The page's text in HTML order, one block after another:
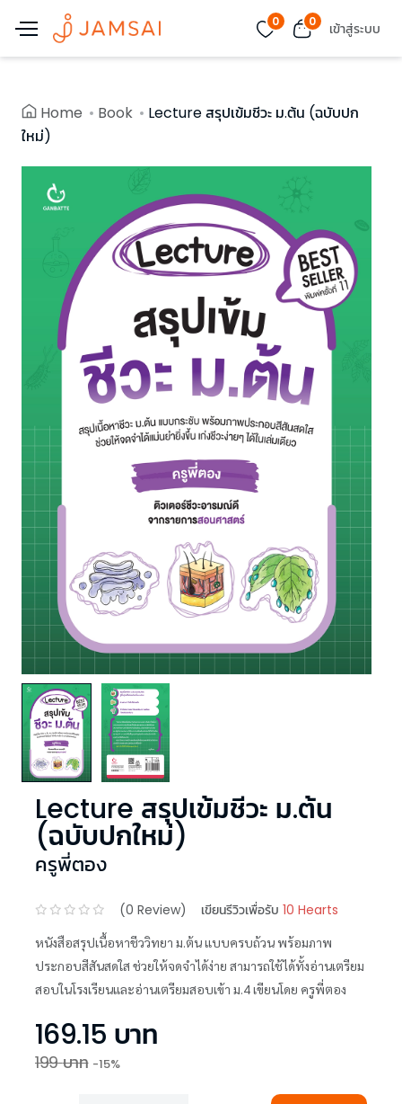
0 0 เข้าสู่ระบบ
Home Book
Lecture สรุปเข้มชีวะ ม.ต้น (ฉบับปก
ใหม่)
Lecture สรุปเข้มชีวะ ม.ต้น
(ฉบับปกใหม่)
ครูพี่ตอง
(0 Review) เขียนรีวิวเพื่อรับ 10 Hearts
หนังสือสรุปเนื้อหาชีววิทยา ม.ต้น แบบครบถ้วน พร้อมภาพ
ประกอบสีสันสดใส ช่วยให้จดจำได้ง่าย สามารถใช้ได้ทั้งอ่านเตรียม
สอบในโรงเรียนและอ่านเตรียมสอบเข้า ม.4 เขียนโดย ครูพี่ตอง
169.15 บาท
199บาท -15%